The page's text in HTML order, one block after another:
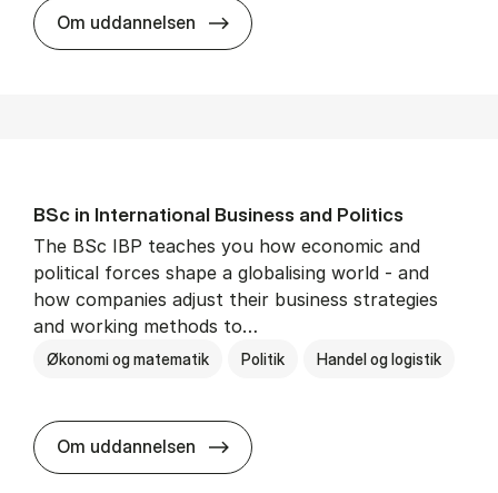
Om uddannelsen BSc in In­ter­na­tion­al Busi­ness
BSc in In­ter­na­tion­al Busi­ness and Polit­ics
The BSc IBP teaches you how economic and
political forces shape a globalising world - and
how companies adjust their business strategies
and working methods to…
Økonomi og matematik Politik Handel og logistik
Om uddannelsen BSc in In­ter­na­tion­al Busi­ness